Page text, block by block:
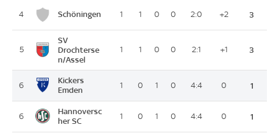
4 Schöningen 1 1 0 0 2:0 +2 3
5
SV
Drochterse
n/Assel
1 1 0 0 2:1 +1 3
6
Kickers
Emden
1 0 1 0 4:4 0 1
6
Hannoversc
her SC
1 0 1 0 4:4 0 1